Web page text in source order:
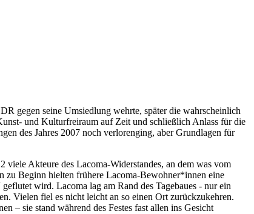
gegen seine Umsiedlung wehrte, später die wahrscheinlich
und Kulturfreiraum auf Zeit und schließlich Anlass für die
des Jahres 2007 noch verlorenging, aber Grundlagen für
Akteure des Lacoma-Widerstandes, an dem was vom
zu Beginn hielten frühere Lacoma-Bewohner*innen eine
wird. Lacoma lag am Rand des Tagebaues - nur ein
Vielen fiel es nicht leicht an so einen Ort zurückzukehren.
– sie stand während des Festes fast allen ins Gesicht